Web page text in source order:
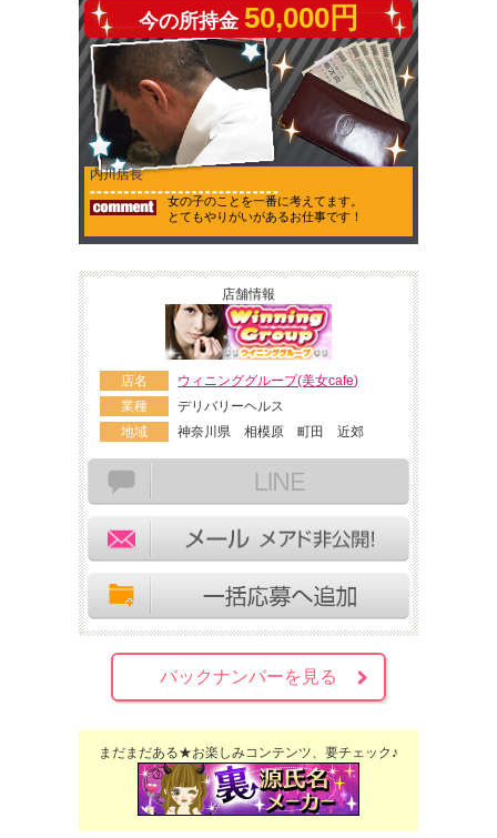
今の所持金 50,000円
内川店長
女の子のことを一番に考えてます。
とてもやりがいがあるお仕事です！
店舗情報
店名
ウィニンググループ(美女cafe)
業種
デリバリーヘルス
地域
神奈川県 相模原 町田 近郊
バックナンバーを見る
まだまだある★お楽しみコンテンツ、要チェック♪